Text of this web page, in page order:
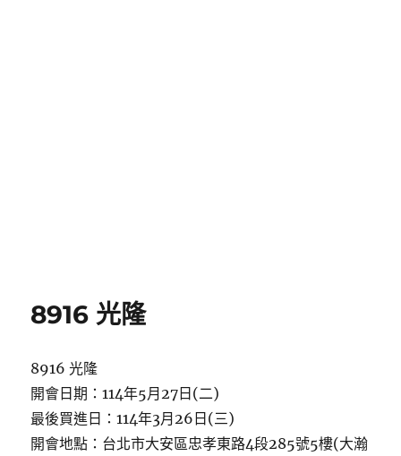
8916 光隆
8916 光隆
開會日期：114年5月27日(二)
最後買進日：114年3月26日(三)
開會地點：台北市大安區忠孝東路4段285號5樓(大瀚